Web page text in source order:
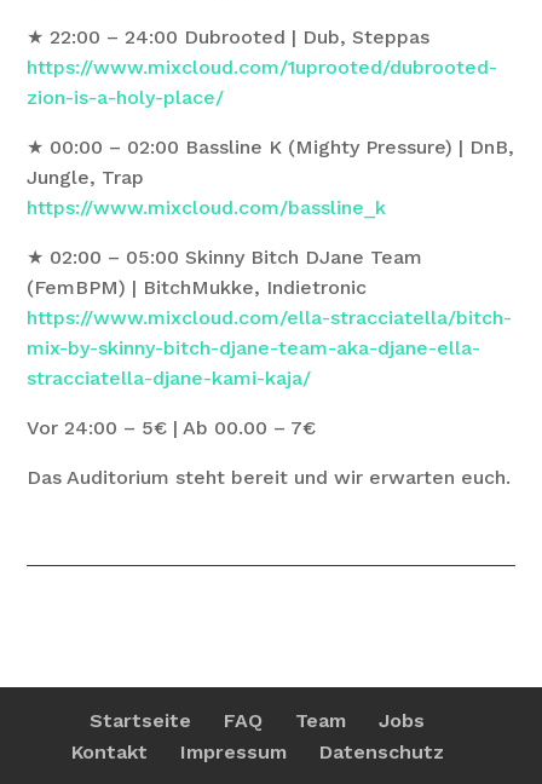
★ 22:00 – 24:00 Dubrooted | Dub, Steppas
https://www.mixcloud.com/1uprooted/dubrooted-
zion-is-a-holy-place/
★ 00:00 – 02:00 Bassline K (Mighty Pressure) | DnB,
Jungle, Trap
https://www.mixcloud.com/bassline_k
★ 02:00 – 05:00 Skinny Bitch DJane Team
(FemBPM) | BitchMukke, Indietronic
https://www.mixcloud.com/ella-stracciatella/bitch-
mix-by-skinny-bitch-djane-team-aka-djane-ella-
stracciatella-djane-kami-kaja/
Vor 24:00 – 5€ | Ab 00.00 – 7€
Das Auditorium steht bereit und wir erwarten euch.
Startseite FAQ Team
Jobs
Kontakt
Impressum Datenschutz